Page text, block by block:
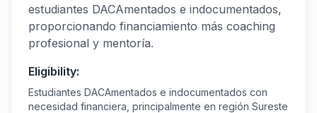
estudiantes DACAmentados e indocumentados,
proporcionando financiamiento más coaching
profesional y mentoría.
Eligibility:
Estudiantes DACAmentados e indocumentados con
necesidad financiera, principalmente en región Sureste